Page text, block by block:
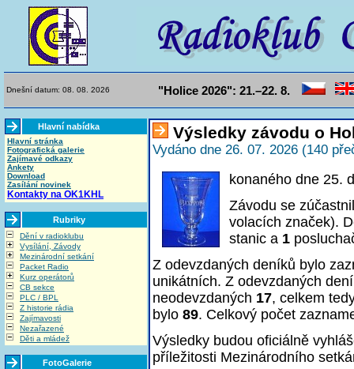
Dnešní datum: 08. 08. 2026 "Holice 2026": 21.–22. 8.
Hlavní nabídka
Hlavní stránka
Fotografická galerie
Zajímavé odkazy
Ankety
Download
Zasílání novinek
Kontakty na OK1KHL
Rubriky
Dění v radioklubu
Vysílání, Závody
Mezinárodní setkání
Packet Radio
Kurz operátorů
CB sekce
PLC / BPL
Z historie rádia
Zajímavosti
Nezařazené
Děti a mládež
FotoGalerie
Výsledky závodu o
Vydáno dne 26. 07. 2026 (140
konaného dne 25.
Závodu se
volacích značek).
stanic a 1
Z odevzdaných deníků bylo
unikátních. Z odevzdaných
neodevzdaných 17, celkem
bylo 89. Celkový počet
Výsledky budou oficiálně
příležitosti Mezinárodního